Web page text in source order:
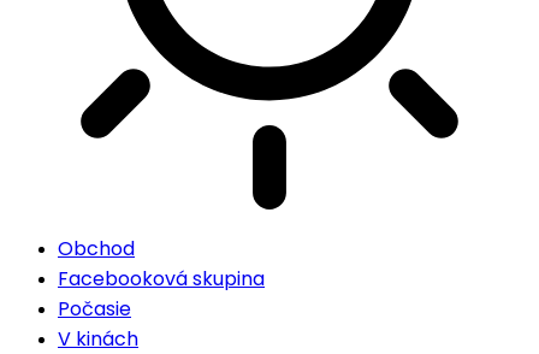
Obchod
Facebooková skupina
Počasie
V kinách